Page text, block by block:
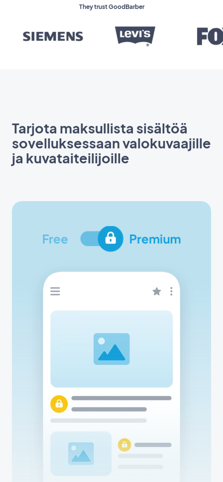
They trust GoodBarber
Tarjota maksullista sisältöä
sovelluksessaan valokuvaajille
ja kuvataiteilijoille